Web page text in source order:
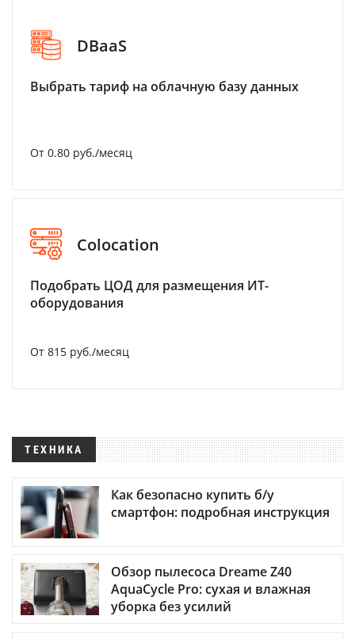
DBaaS
Выбрать тариф на облачную базу данных
От 0.80 руб./месяц
Colocation
Подобрать ЦОД для размещения ИТ-
оборудования
От 815 руб./месяц
ТЕХНИКА
Как безопасно купить б/у
смартфон: подробная инструкция
Обзор пылесоса Dreame Z40
AquaCycle Pro: сухая и влажная
уборка без усилий